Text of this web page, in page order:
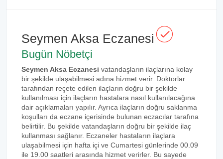
Seymen Aksa Eczanesi
Bugün Nöbetçi
Seymen Aksa Eczanesi vatandaşların ilaçlarına kolay
bir şekilde ulaşabilmesi adına hizmet verir. Doktorlar
tarafından reçete edilen ilaçların doğru bir şekilde
kullanılması için ilaçların hastalara nasıl kullanılacağına
dair açıklamaları yapılır. Ayrıca ilaçların doğru saklanma
koşulları da eczane içerisinde bulunan eczacılar tarafına
belirtilir. Bu şekilde vatandaşların doğru bir şekilde ilaç
kullanması sağlanır. Eczaneler hastaların ilaçlara
ulaşabilmesi için hafta içi ve Cumartesi günlerinde 00.09
ile 19.00 saatleri arasında hizmet verirler. Bu sayede